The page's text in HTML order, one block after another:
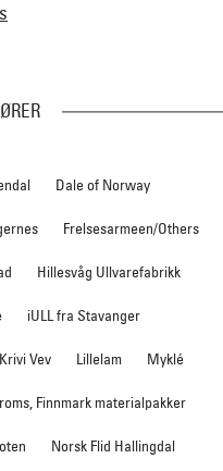
Dale of Norway
Frelsesarmeen/Others
Hillesvåg Ullvarefabrikk
iULL fra Stavanger
Krivi Vev Lillelam Myklé
Finnmark materialpakker
Norsk Flid Hallingdal